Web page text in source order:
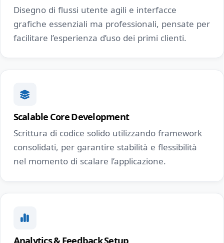
Disegno di flussi utente agili e interfacce
grafiche essenziali ma professionali, pensate per
facilitare l’esperienza d’uso dei primi clienti.
Scalable Core Development
Scrittura di codice solido utilizzando framework
consolidati, per garantire stabilità e flessibilità
nel momento di scalare l’applicazione.
Analytics & Feedback Setup